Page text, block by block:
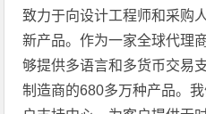
致力于向设计工程师和采购
新产品。作为一家全球代理
够提供多语言和多货币交易
制造商的680多万种产品。